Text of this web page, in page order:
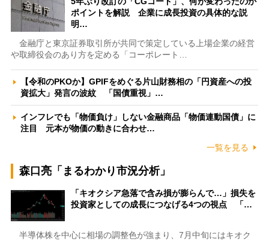
ポイントを解説 企業に成長投資の具体的な説
明…
金融庁と東京証券取引所が共同で策定している上場企業の経営
や取締役会のあり方を定める「コーポレート…
【令和のPKOか】GPIFをめぐる片山財務相の「円資産への投
資拡大」発言の波紋 「国債重視」…
インフレでも「物価負け」しない金融商品「物価連動国債」に
注目 元本が物価の動きに合わせ…
一覧を見る
森口亮「まるわかり市況分析」
「キオクシア急落で含み損が膨らんで…」損失を
投資家としての成長につなげる4つの視点 「…
半導体株を中心に相場の調整色が強まり、7月中旬にはキオク